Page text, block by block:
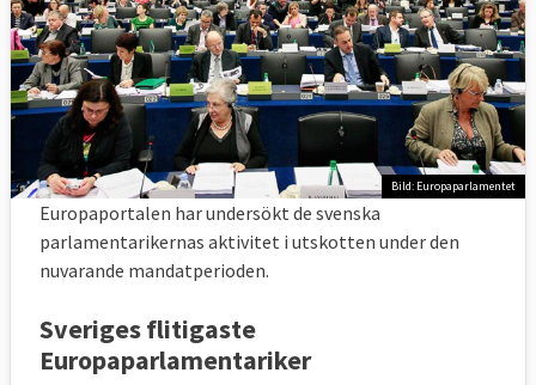
Bild: Europaparlamentet
Europaportalen har undersökt de svenska
parlamentarikernas aktivitet i utskotten under den
nuvarande mandatperioden.
Sveriges flitigaste
Europaparlamentariker